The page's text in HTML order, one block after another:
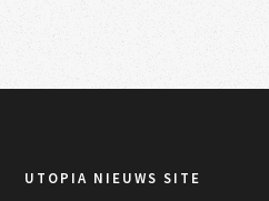
UTOPIA NIEUWS SITE